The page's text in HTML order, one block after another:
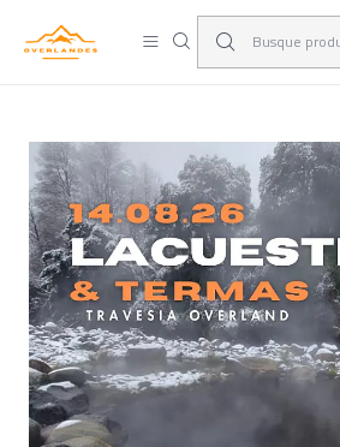
¡Viaja y deja las excusas!